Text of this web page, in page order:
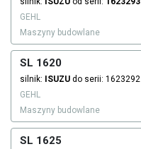
GEHL
Maszyny budowlane
SL 1620
silnik: ISUZU do serii: 1623292
GEHL
Maszyny budowlane
SL 1625